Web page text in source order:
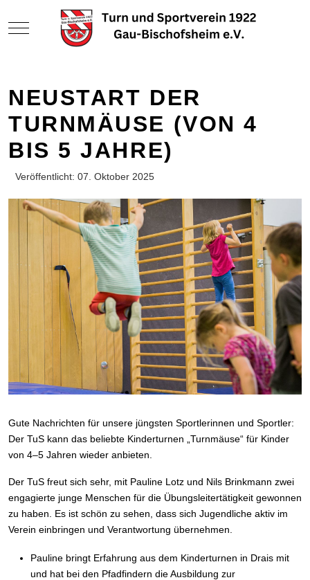
Mobile Menu Toggle
NEUSTART DER
TURNMÄUSE (VON 4
BIS 5 JAHRE)
Veröffentlicht: 07. Oktober 2025
Gute Nachrichten für unsere jüngsten Sportlerinnen und Sportler:
Der TuS kann das beliebte Kinderturnen „Turnmäuse“ für Kinder
von 4–5 Jahren wieder anbieten.
Der TuS freut sich sehr, mit Pauline Lotz und Nils Brinkmann zwei
engagierte junge Menschen für die Übungsleitertätigkeit gewonnen
zu haben. Es ist schön zu sehen, dass sich Jugendliche aktiv im
Verein einbringen und Verantwortung übernehmen.
Pauline bringt Erfahrung aus dem Kinderturnen in Drais mit
und hat bei den Pfadfindern die Ausbildung zur